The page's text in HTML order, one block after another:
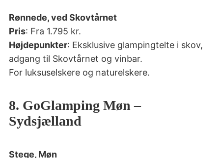
Rønnede, ved Skovtårnet
Pris: Fra 1.795 kr.
Højdepunkter: Eksklusive glampingtelte i skov,
adgang til Skovtårnet og vinbar.
For luksuselskere og naturelskere.
8. GoGlamping Møn –
Sydsjælland
Stege, Møn